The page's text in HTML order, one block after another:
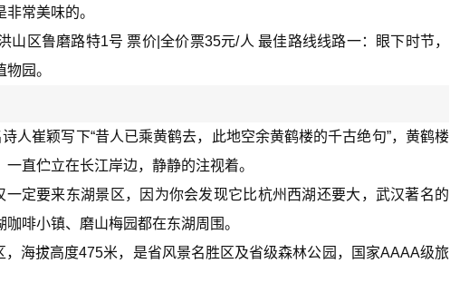
常美味的。
区鲁磨路特1号 票价|全价票35元/人 最佳路线线路一：眼下时节，
园。
人崔颖写下“昔人已乘黄鹤去，此地空余黄鹤楼的千古绝句”，黄鹤楼
直伫立在长江岸边，静静的注视着。
定要来东湖景区，因为你会发现它比杭州西湖还要大，武汉著名的
啡小镇、磨山梅园都在东湖周围。
海拔高度475米，是省风景名胜区及省级森林公园，国家AAAA级旅